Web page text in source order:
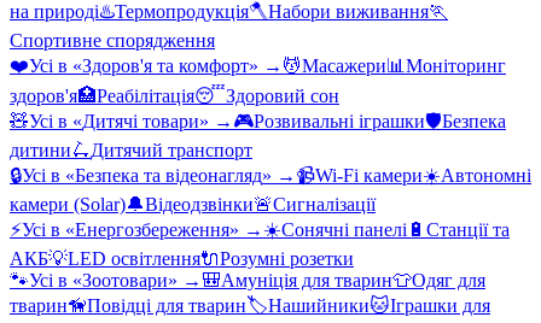
на природі♨️Термопродукція🪓Набори виживання🏃
Спортивне спорядження
❤️Усі в «Здоров'я та комфорт» → 💆Масажери📊 Моніторинг
здоров'я🏥Реабілітація😴Здоровий сон
🧸Усі в «Дитячі товари» → 🎮Розвивальні іграшки🛡️Безпека
дитини🛴Дитячий транспорт
🔒Усі в «Безпека та відеонагляд» → 📹Wi-Fi камери☀️Автономні
камери (Solar)🔔Відеодзвінки🚨Сигналізації
⚡Усі в «Енергозбереження» → ☀️Сонячні панелі 🔋 Станції та
АКБ💡LED освітлення🔌Розумні розетки
🐾Усі в «Зоотовари» → 🎒Амуніція для тварин👕Одяг для
тварин🦮Повідці для тварин🏷️Нашийники🐱Іграшки для